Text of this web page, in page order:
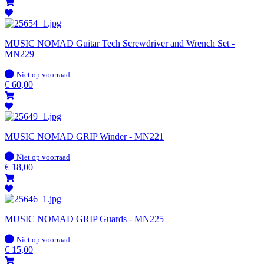
MUSIC NOMAD Guitar Tech Screwdriver and Wrench Set -
MN229
Op
voorraad
Niet op voorraad
€ 60,00
MUSIC NOMAD GRIP Winder - MN221
Op
voorraad
Niet op voorraad
€ 18,00
MUSIC NOMAD GRIP Guards - MN225
Op
voorraad
Niet op voorraad
€ 15,00